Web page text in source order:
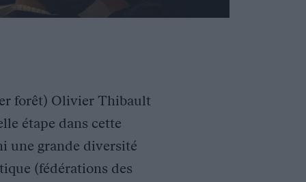
forêt) Olivier Thibault
étape dans cette
une grande diversité
(fédérations des